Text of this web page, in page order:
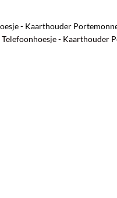
- Kaarthouder
- Kaarthouder